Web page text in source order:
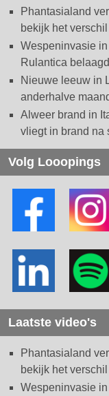
Phantasialand
bekijk het verschil
Wespeninvasie
Rulantica
Nieuwe leeuw in
anderhalve
Alweer brand in
vliegt in brand na
Volg Looopings
Laatste video's
Phantasialand
bekijk het verschil
Wespeninvasie